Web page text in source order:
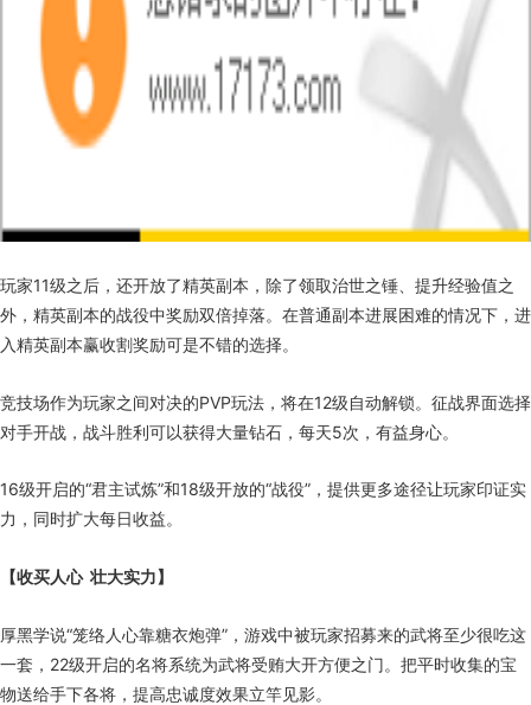
玩家11级之后，还开放了精英副本，除了领取治世之锤、提升经验值之
外，精英副本的战役中奖励双倍掉落。在普通副本进展困难的情况下，进
入精英副本赢收割奖励可是不错的选择。
竞技场作为玩家之间对决的PVP玩法，将在12级自动解锁。征战界面选择
对手开战，战斗胜利可以获得大量钻石，每天5次，有益身心。
16级开启的“君主试炼”和18级开放的“战役”，提供更多途径让玩家印证实
力，同时扩大每日收益。
【收买人心 壮大实力】
厚黑学说“笼络人心靠糖衣炮弹”，游戏中被玩家招募来的武将至少很吃这
一套，22级开启的名将系统为武将受贿大开方便之门。把平时收集的宝
物送给手下各将，提高忠诚度效果立竿见影。